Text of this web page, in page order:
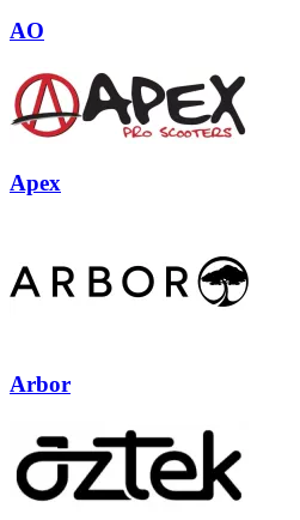
AO
Apex
Arbor